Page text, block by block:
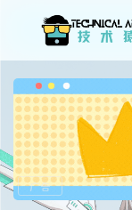
广告